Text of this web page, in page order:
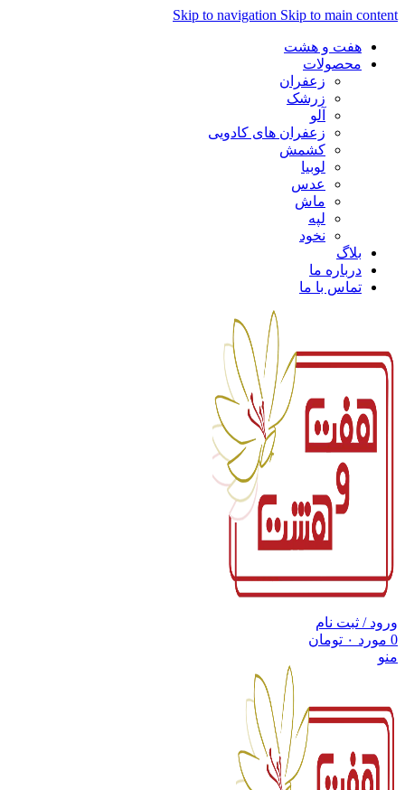
Skip to navigation Skip to main content
هفت و هشت
محصولات
زعفران
زرشک
آلو
زعفران های کادویی
کشمش
لوبیا
عدس
ماش
لپه
نخود
بلاگ
درباره ما
تماس با ما
ورود / ثبت نام
0 مورد ۰ تومان
منو